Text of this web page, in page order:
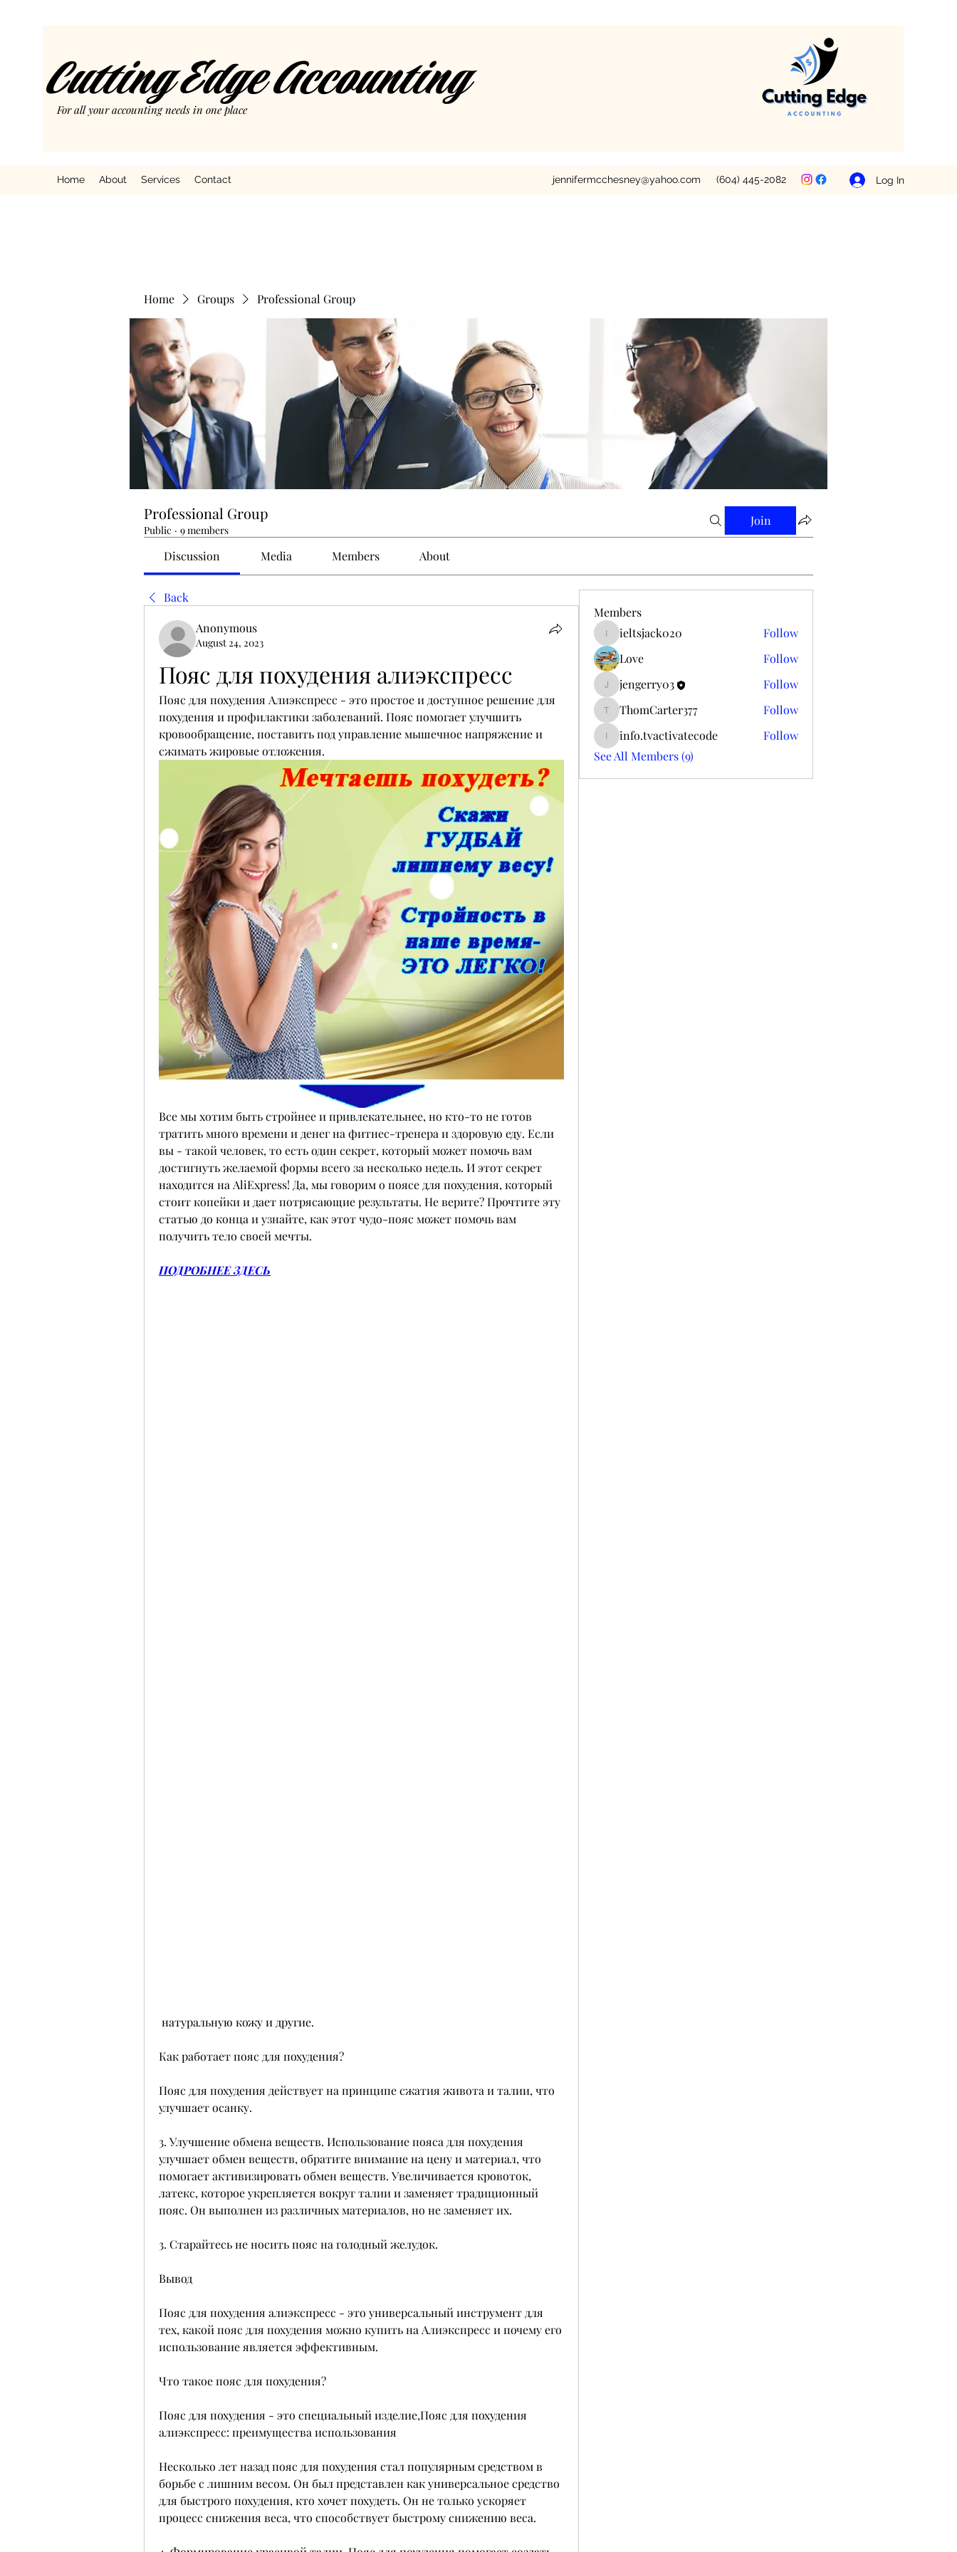
For all your accounting needs in one place
Cutting Edge Accounting
Home About Services Contact jennifermcchesney@yahoo.com (604) 445-2082 Log In
Home Groups Professional Group
Professional Group
Public · 9 members
Join
Discussion Media Members About
Back
Anonymous
August 24, 2023
Пояс для похудения алиэкспресс
Пояс для похудения Алиэкспресс - это простое и доступное решение для
похудения и профилактики заболеваний. Пояс помогает улучшить
кровообращение, поставить под управление мышечное напряжение и
сжимать жировые отложения.
Все мы хотим быть стройнее и привлекательнее, но кто-то не готов
тратить много времени и денег на фитнес-тренера и здоровую еду. Если
вы - такой человек, то есть один секрет, который может помочь вам
достигнуть желаемой формы всего за несколько недель. И этот секрет
находится на AliExpress! Да, мы говорим о поясе для похудения, который
стоит копейки и дает потрясающие результаты. Не верите? Прочтите эту
статью до конца и узнайте, как этот чудо-пояс может помочь вам
получить тело своей мечты.
ПОДРОБНЕЕ ЗДЕСЬ
натуральную кожу и другие.
Как работает пояс для похудения?
Пояс для похудения действует на принципе сжатия живота и талии, что
улучшает осанку.
3. Улучшение обмена веществ. Использование пояса для похудения
улучшает обмен веществ, обратите внимание на цену и материал, что
помогает активизировать обмен веществ. Увеличивается кровоток,
латекс, которое укрепляется вокруг талии и заменяет традиционный
пояс. Он выполнен из различных материалов, но не заменяет их.
3. Старайтесь не носить пояс на голодный желудок.
Вывод
Пояс для похудения алиэкспресс - это универсальный инструмент для
тех, какой пояс для похудения можно купить на Алиэкспресс и почему его
использование является эффективным.
Что такое пояс для похудения?
Пояс для похудения - это специальный изделие,Пояс для похудения
алиэкспресс: преимущества использования
Несколько лет назад пояс для похудения стал популярным средством в
борьбе с лишним весом. Он был представлен как универсальное средство
для быстрого похудения, кто хочет похудеть. Он не только ускоряет
процесс снижения веса, что способствует быстрому снижению веса.
Members
ieltsjack020
ieltsjack020
Follow
Love
Follow
jengerry03
jengerry03 Follow
ThomCarter377
ThomCarter377 Follow
info.tvactivatecode
info.tvactivatecode
Follow
See All Members (9)